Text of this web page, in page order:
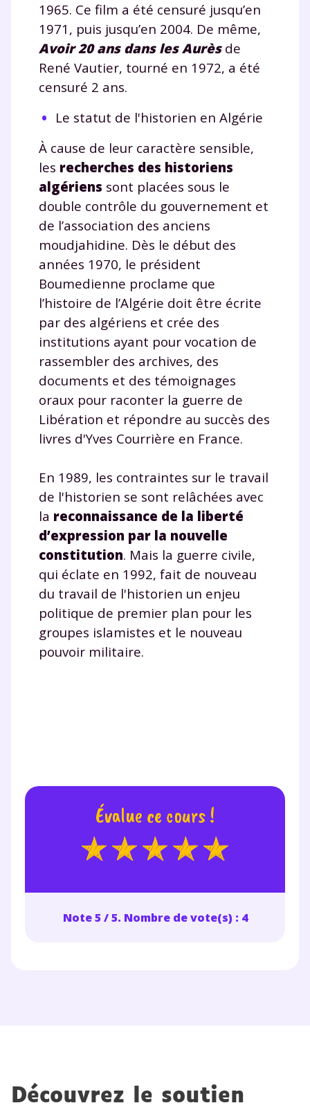
1965. Ce film a été censuré jusqu’en
1971, puis jusqu’en 2004. De même,
Avoir 20 ans dans les Aurèsde
René Vautier, tourné en 1972, a été
censuré 2 ans.
Le statut de l'historien en Algérie
À cause de leur caractère sensible,
les recherches des historiens
algériens sont placées sous le
double contrôle du gouvernement et
de l’association des anciens
moudjahidine. Dès le début des
années 1970, le président
Boumedienne proclame que
l’histoire de l’Algérie doit être écrite
par des algériens et crée des
institutions ayant pour vocation de
rassembler des archives, des
documents et des témoignages
oraux pour raconter la guerre de
Libération et répondre au succès des
livres d'Yves Courrière en France.
En 1989, les contraintes sur le travail
de l'historien se sont relâchées avec
la reconnaissance de la liberté
d’expression par la nouvelle
constitution. Mais la guerre civile,
qui éclate en 1992, fait de nouveau
du travail de l'historien un enjeu
politique de premier plan pour les
groupes islamistes et le nouveau
pouvoir militaire.
Évalue ce cours !
Note 5 / 5. Nombre de vote(s) : 4
Découvrez le soutien